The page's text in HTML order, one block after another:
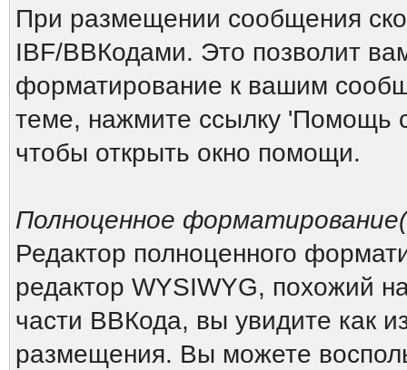
При размещении сообщения
IBF/BBКодами. Это позволит
форматирование к вашим
теме, нажмите ссылку 'Помощь
чтобы открыть окно помощи.
Полноценное
Редактор полноценного
редактор WYSIWYG, похожий
части ВВКода, вы увидите как
размещения. Вы можете